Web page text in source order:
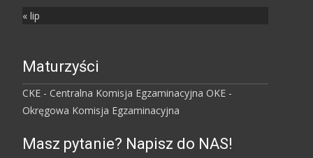
« lip
Maturzyści
CKE - Centralna Komisja Egzaminacyjna OKE -
Okręgowa Komisja Egzaminacyjna
Masz pytanie? Napisz do NAS!